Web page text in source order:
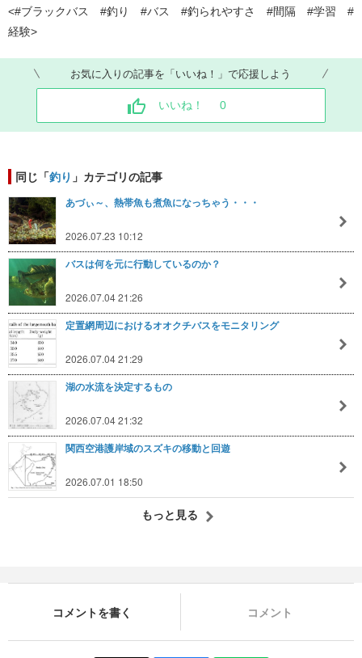
<#ブラックバス #釣り #バス #釣られやすさ #間隔 #学習 #
経験>
お気に入りの記事を「いいね！」で応援しよう
いいね！ 0
同じ「釣り 」カテゴリの記事
あづぃ～、熱帯魚も煮魚になっちゃう・・・
2026.07.23 10:12
バスは何を元に行動しているのか？
2026.07.04 21:26
定置網周辺におけるオオクチバスをモニタリング
2026.07.04 21:29
湖の水流を決定するもの
2026.07.04 21:32
関西空港護岸域のスズキの移動と回遊
2026.07.01 18:50
もっと見る
コメントを書く コメント